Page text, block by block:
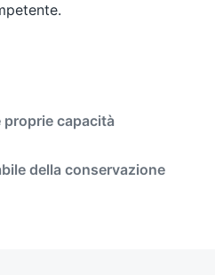
proprie capacità
della conservazione